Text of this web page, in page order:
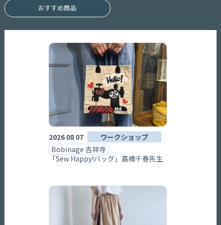
おすすめ商品
2026 08 07
ワークショップ
Bobinage 吉祥寺
「Sew Happy!バッグ」髙橋千春先生